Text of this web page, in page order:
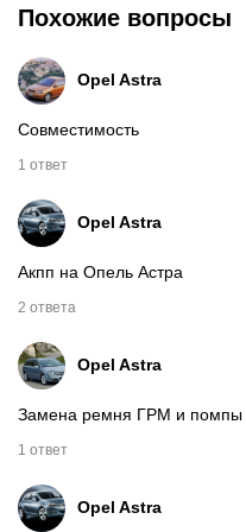
Похожие вопросы
Opel Astra
Совместимость
1 ответ
Opel Astra
Акпп на Опель Астра
2 ответа
Opel Astra
Замена ремня ГРМ и помпы
1 ответ
Opel Astra